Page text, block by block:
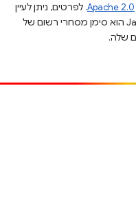
Apache 2.0. לפרטים, ניתן לעיין
.‏ Java הוא סימן מסחרי רשום של